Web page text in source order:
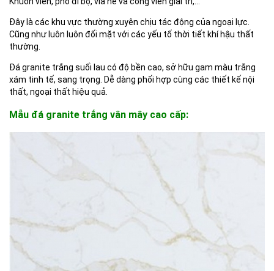
Đây là các khu vực thường xuyên chịu tác động của ngoại lực.
Cũng như luôn luôn đối mặt với các yếu tố thời tiết khí hậu thất
thường.
Đá granite trắng suối lau có độ bền cao, sở hữu gam màu trắng
xám tinh tế, sang trọng. Dễ dàng phối hợp cùng các thiết kế nội
thất, ngoại thất hiệu quả.
Mẫu đá granite trắng vân mây cao cấp: